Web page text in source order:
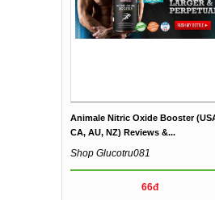
Animale Nitric Oxide Booster
CA, AU, NZ) Reviews &...
Shop Glucotru081
66đ